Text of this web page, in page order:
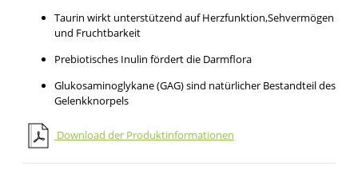
Taurin wirkt unterstützend auf Herzfunktion,Sehvermögen
und Fruchtbarkeit
Prebiotisches Inulin fördert die Darmflora
Glukosaminoglykane (GAG) sind natürlicher Bestandteil des
Gelenkknorpels
Download der Produktinformationen